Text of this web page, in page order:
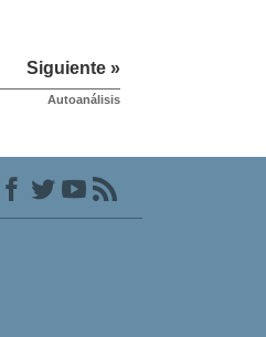
Siguiente »
Autoanálisis